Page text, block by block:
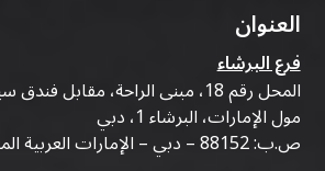
العنوان
فرع البرشاء
المحل رقم 18، مبنى الراحة،
مول الإمارات، البرشاء 1، دبي
ص.ب: 88152 – دبي – الإمارات العربية المتحدة